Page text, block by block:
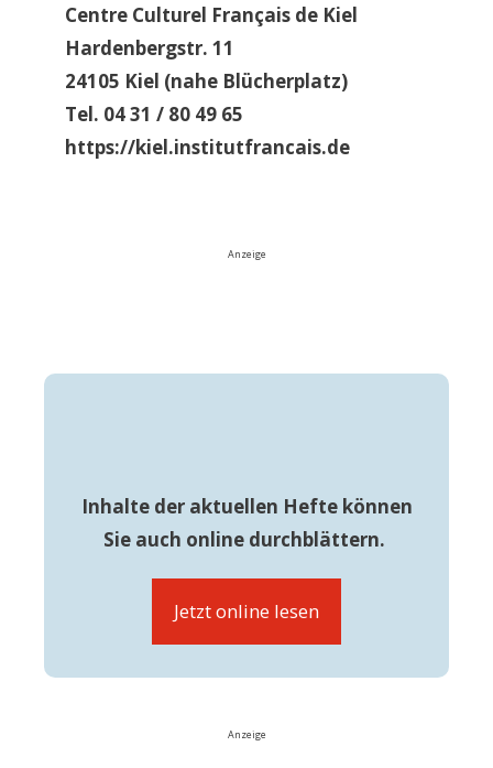
Centre Culturel Français de Kiel
Hardenbergstr. 11
24105 Kiel (nahe Blücherplatz)
Tel. 04 31 / 80 49 65
https://kiel.institutfrancais.de
Anzeige
Inhalte der aktuellen Hefte können
Sie auch online durchblättern.
Jetzt online lesen
Anzeige